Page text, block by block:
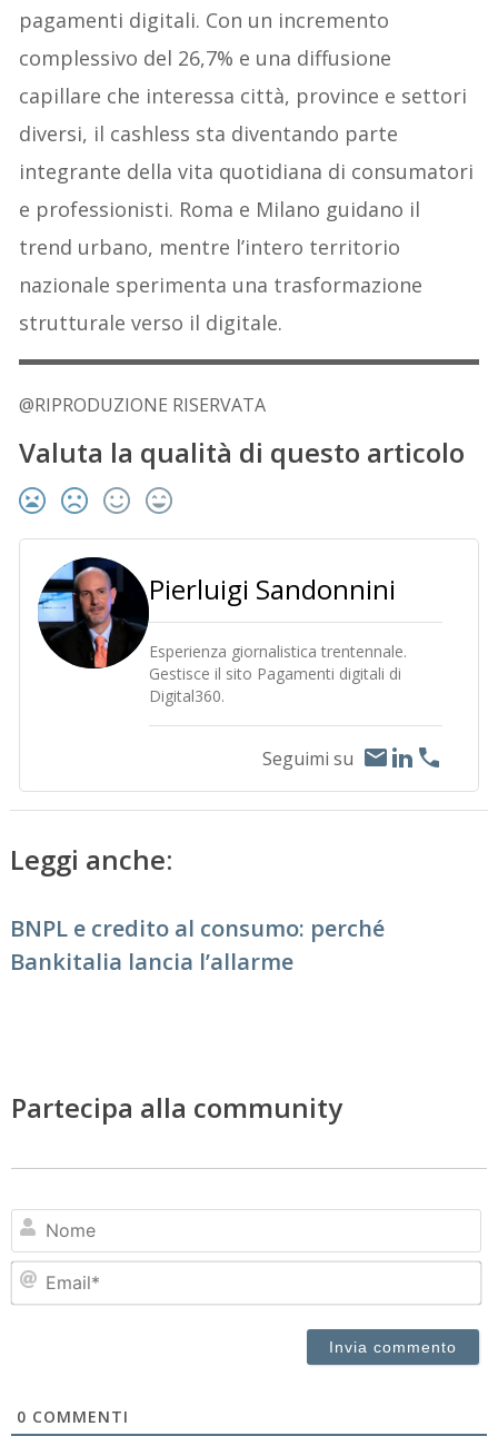
pagamenti digitali. Con un incremento
complessivo del 26,7% e una diffusione
capillare che interessa città, province e settori
diversi, il cashless sta diventando parte
integrante della vita quotidiana di consumatori
e professionisti. Roma e Milano guidano il
trend urbano, mentre l’intero territorio
nazionale sperimenta una trasformazione
strutturale verso il digitale.
@RIPRODUZIONE RISERVATA
Valuta la qualità di questo articolo
Pierluigi Sandonnini
Esperienza giornalistica trentennale.
Gestisce il sito Pagamenti digitali di
Digital360.
Seguimi su
Leggi anche:
BNPL e credito al consumo: perché
Bankitalia lancia l’allarme
Partecipa alla community
0 COMMENTI